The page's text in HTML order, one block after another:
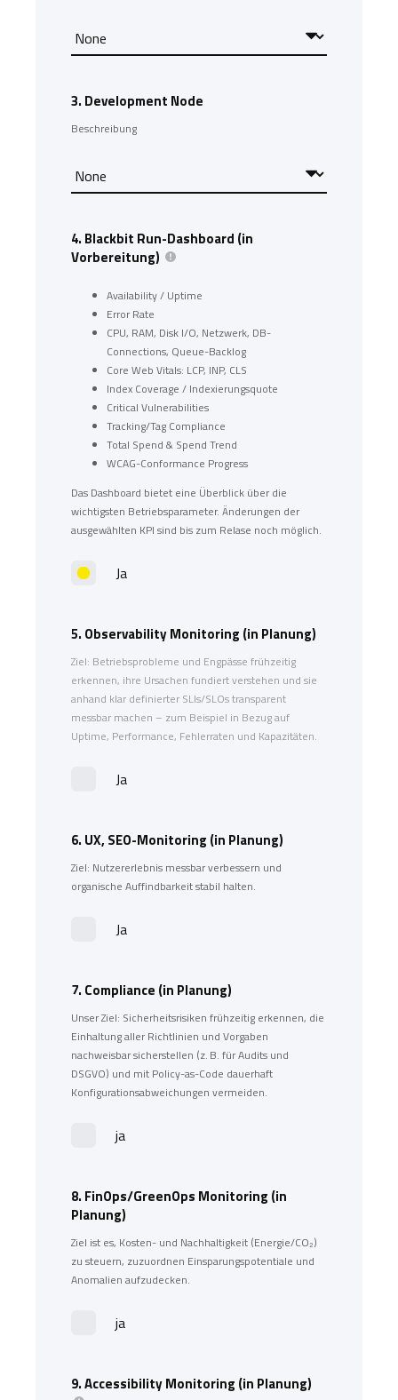
3. Development Node
Beschreibung
4. Blackbit Run-Dashboard (in
Vorbereitung)
Availability / Uptime
Error Rate
CPU, RAM, Disk I/O, Netzwerk, DB-
Connections, Queue-Backlog
Core Web Vitals: LCP, INP, CLS
Index Coverage / Indexierungsquote
Critical Vulnerabilities
Tracking/Tag Compliance
Total Spend & Spend Trend
WCAG-Conformance Progress
Das Dashboard bietet eine Überblick über die
wichtigsten Betriebsparameter. Änderungen der
ausgewählten KPI sind bis zum Relase noch möglich.
Ja
5. Observability Monitoring (in Planung)
Ziel: Betriebsprobleme und Engpässe frühzeitig
erkennen, ihre Ursachen fundiert verstehen und sie
anhand klar definierter SLIs/SLOs transparent
messbar machen – zum Beispiel in Bezug auf
Uptime, Performance, Fehlerraten und Kapazitäten.
Ja
6. UX, SEO-Monitoring (in Planung)
Ziel: Nutzererlebnis messbar verbessern und
organische Auffindbarkeit stabil halten.
Ja
7. Compliance (in Planung)
Unser Ziel: Sicherheitsrisiken frühzeitig erkennen, die
Einhaltung aller Richtlinien und Vorgaben
nachweisbar sicherstellen (z. B. für Audits und
DSGVO) und mit Policy-as-Code dauerhaft
Konfigurationsabweichungen vermeiden.
ja
8. FinOps/GreenOps Monitoring (in
Planung)
Ziel ist es, Kosten- und Nachhaltigkeit (Energie/CO₂)
zu steuern, zuzuordnen Einsparungspotentiale und
Anomalien aufzudecken.
ja
9.Accessibility Monitoring (in Planung)